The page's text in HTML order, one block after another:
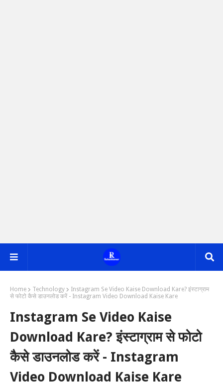
Home Technology
Instagram Se Video Kaise Download Kare? इंस्टाग्राम
से फोटो कैसे डाउनलोड करें - Instagram Video Download Kaise Kare
Instagram Se Video Kaise
Download Kare? इंस्टाग्राम से फोटो
कैसे डाउनलोड करें - Instagram
Video Download Kaise Kare